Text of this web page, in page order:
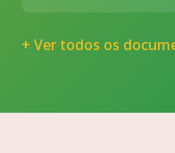
complementares,
+ Ver todos os